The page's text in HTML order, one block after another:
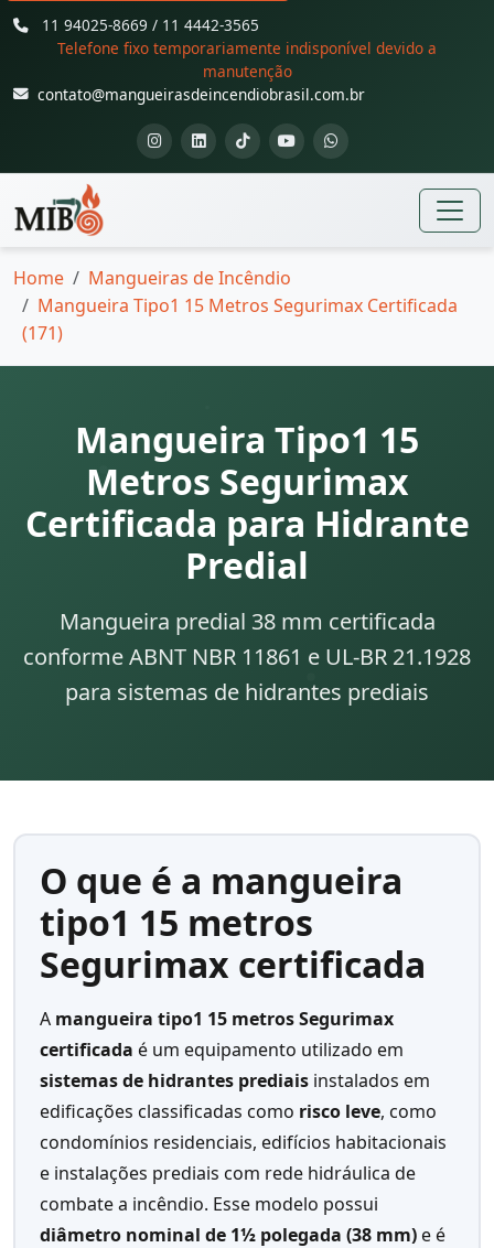
11 94025-8669 / 11 4442-3565
Telefone fixo temporariamente indisponível devido a
manutenção
contato@mangueirasdeincendiobrasil.com.br
Home
Mangueiras de Incêndio
Mangueira Tipo1 15 Metros Segurimax Certificada
(171)
Mangueira Tipo1 15
Metros Segurimax
Certificada para Hidrante
Predial
Mangueira predial 38 mm certificada
conforme ABNT NBR 11861 e UL-BR 21.1928
para sistemas de hidrantes prediais
O que é a mangueira
tipo1 15 metros
Segurimax certificada
A mangueira tipo1 15 metros Segurimax
certificada é um equipamento utilizado em
sistemas de hidrantes prediais instalados em
edificações classificadas como risco leve, como
condomínios residenciais, edifícios habitacionais
e instalações prediais com rede hidráulica de
combate a incêndio. Esse modelo possui
diâmetro nominal de 1½ polegada (38 mm)e é